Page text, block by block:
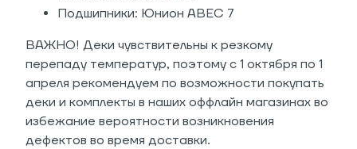
Подшипники: Юнион ABEC 7
ВАЖНО! Деки чувствительны к резкому
перепаду температур, поэтому с 1 октября по 1
апреля рекомендуем по возможности покупать
деки и комплекты в наших оффлайн магазинах во
избежание вероятности возникновения
дефектов во время доставки.